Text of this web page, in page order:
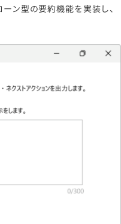
ン型の要約機能を実装し、